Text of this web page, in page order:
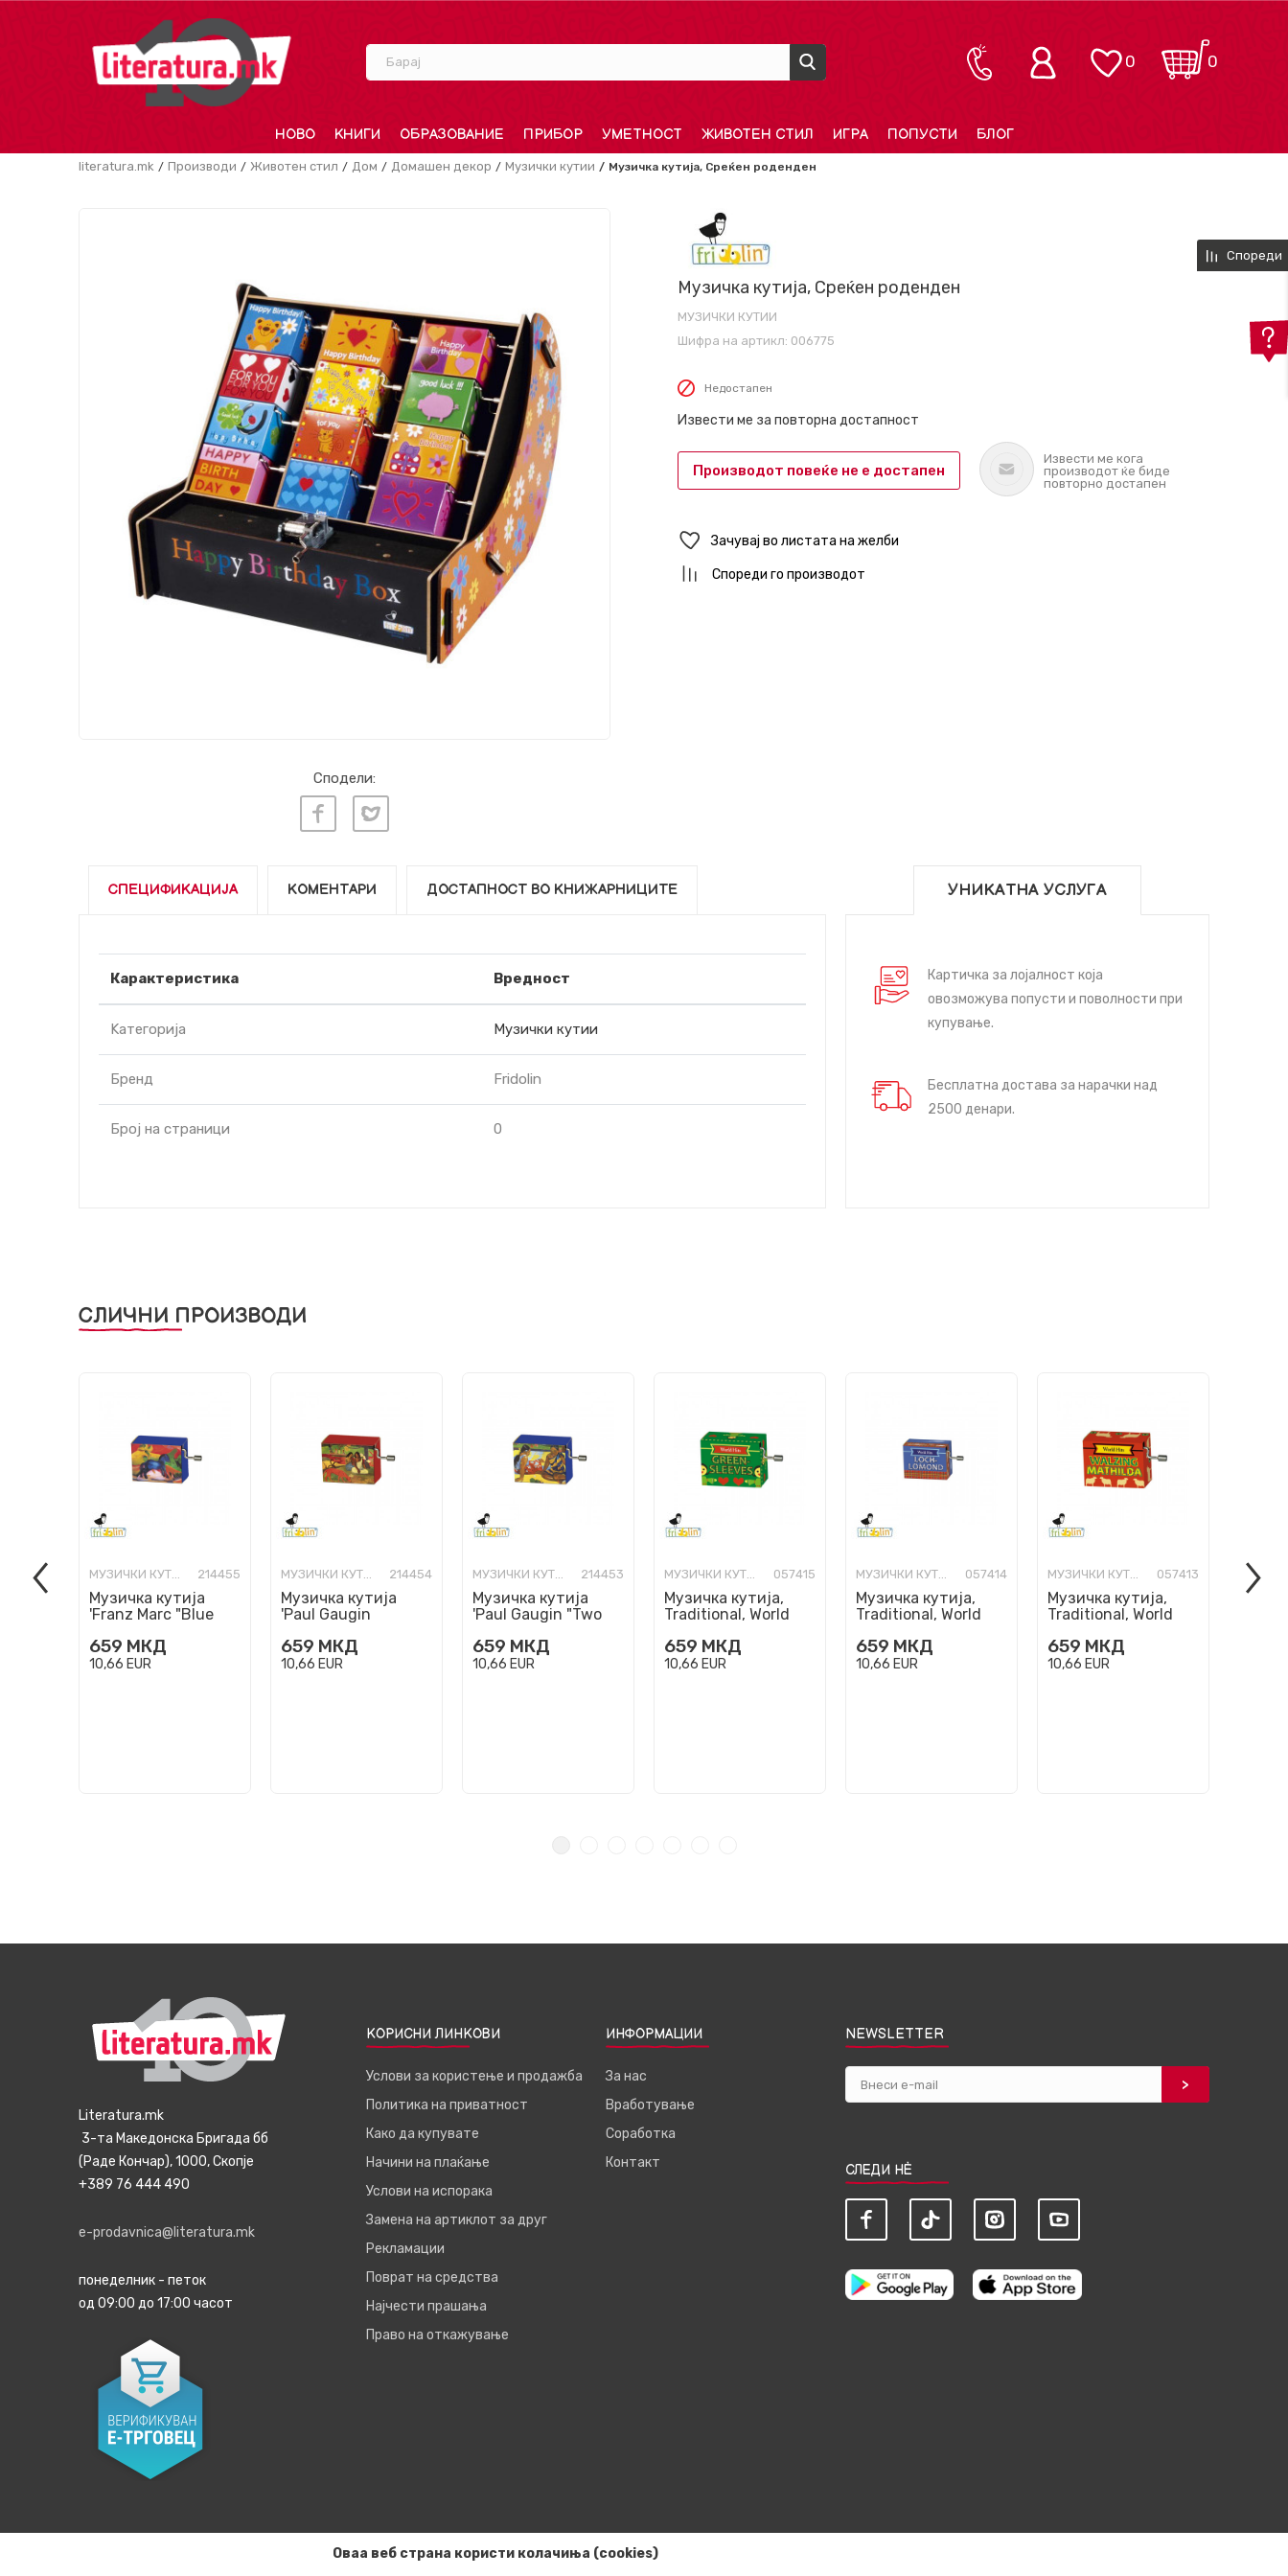
Барај 0
0
НОВО КНИГИ ОБРАЗОВАНИЕ ПРИБОР УМЕТНОСТ ЖИВОТЕН СТИЛ ИГРА ПОПУСТИ БЛОГ
literatura.mk Производи Животен стил Дом Домашен декор Музички кутии Музичка кутија, Среќен роденден
Сподели:
Музичка кутија, Среќен роденден
МУЗИЧКИ КУТИИ
Шифра на артикл: 006775
Недостапен
Извести ме за повторна достапност
Производот повеќе не е достапен
Извести ме кога
производот ќе биде
повторно достапен
Зачувај во листата на желби
Спореди го производот
СПЕЦИФИКАЦИЈА КОМЕНТАРИ ДОСТАПНОСТ ВО КНИЖАРНИЦИТЕ
Карактеристика Вредност
Kатегорија Музички кутии
Бренд Fridolin
Број на страници 0
УНИКАТНА УСЛУГА
Картичка за лојалност која
овозможува попусти и поволности при
купување.
Бесплатна достава за нарачки над
2500 денари.
СЛИЧНИ ПРОИЗВОДИ
МУЗИЧКИ КУТИИ 214455
Музичка кутија
'Franz Marc "Blue
Tschaikowsky "Walz
of the flowers"...
659 МКД
10,66 EUR
МУЗИЧКИ КУТИИ 214454
Музичка кутија
'Paul Gaugin
- Papillon "Free as
the Wind"'...
659 МКД
10,66 EUR
МУЗИЧКИ КУТИИ 214453
Музичка кутија
'Paul Gaugin "Two
Four Seasons -
Spring'
659 МКД
10,66 EUR
МУЗИЧКИ КУТИИ 057415
Музичка кутија,
Traditional, World
659 МКД
10,66 EUR
МУЗИЧКИ КУТИИ 057414
Музичка кутија,
Traditional, World
659 МКД
10,66 EUR
МУЗИЧКИ КУТИИ 057413
Музичка кутија,
Traditional, World
Mathilda
659 МКД
10,66 EUR
Спореди
Literatura.mk
3-та Македонска Бригада бб
(Раде Кончар), 1000, Скопје
+389 76 444 490
e-prodavnica@literatura.mk
понеделник - петок
од 09:00 до 17:00 часот
КОРИСНИ ЛИНКОВИ
Услови за користење и продажба
Политика на приватност
Како да купувате
Начини на плаќање
Услови на испорака
Замена на артиклот за друг
Рекламации
Поврат на средства
Најчести прашања
Право на откажување
ИНФОРМАЦИИ
За нас
Вработување
Соработка
Контакт
NEWSLETTER
СЛЕДИ НЀ
Оваа веб страна користи колачиња (cookies)